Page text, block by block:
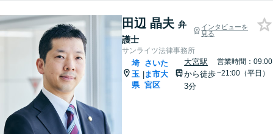
田辺 晶夫 弁
護士
インタビューを
見る
サンライツ法律事務所
埼
玉
県
|
さいた
ま市大
宮区
大宮駅
から徒歩
3分
営業時間：09:00
~21:00（平日）